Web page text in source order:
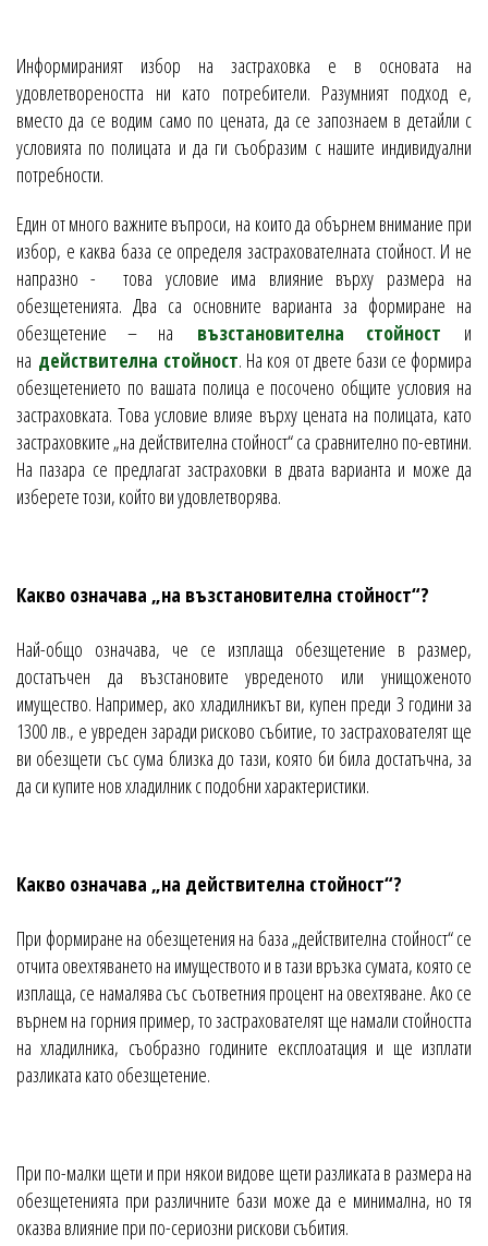
Информираният избор на застраховка е в основата на
удовлетвореността ни като потребители. Разумният подход е,
вместо да се водим само по цената, да се запознаем в детайли с
условията по полицата и да ги съобразим с нашите индивидуални
потребности.
Един от много важните въпроси, на които да обърнем внимание при
избор, е каква база се определя застрахователната стойност. И не
напразно - това условие има влияние върху размера на
обезщетенията. Два са основните варианта за формиране на
обезщетение – на възстановителна стойност и
на действителна стойност. На коя от двете бази се формира
обезщетението по вашата полица е посочено общите условия на
застраховката. Това условие влияе върху цената на полицата, като
застраховките „на действителна стойност“ са сравнително по-евтини.
На пазара се предлагат застраховки в двата варианта и може да
изберете този, който ви удовлетворява.
Какво означава „на възстановителна стойност“?
Най-общо означава, че се изплаща обезщетение в размер,
достатъчен да възстановите увреденото или унищоженото
имущество. Например, ако хладилникът ви, купен преди 3 години за
1300 лв., е увреден заради рисково събитие, то застрахователят ще
ви обезщети със сума близка до тази, която би била достатъчна, за
да си купите нов хладилник с подобни характеристики.
Какво означава „на действителна стойност“?
При формиране на обезщетения на база „действителна стойност“ се
отчита овехтяването на имуществото и в тази връзка сумата, която се
изплаща, се намалява със съответния процент на овехтяване. Ако се
върнем на горния пример, то застрахователят ще намали стойността
на хладилника, съобразно годините експлоатация и ще изплати
разликата като обезщетение.
При по-малки щети и при някои видове щети разликата в размера на
обезщетенията при различните бази може да е минимална, но тя
оказва влияние при по-сериозни рискови събития.